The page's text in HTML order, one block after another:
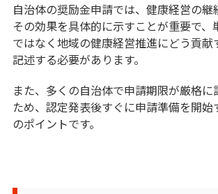
自治体の奨励金申請では、健康経営の継
その効果を具体的に示すことが重要で、
ではなく地域の健康経営推進にどう貢献
記述する必要があります。
また、多くの自治体で申請期限が厳格に
ため、認定発表後すぐに申請準備を開始
のポイントです。